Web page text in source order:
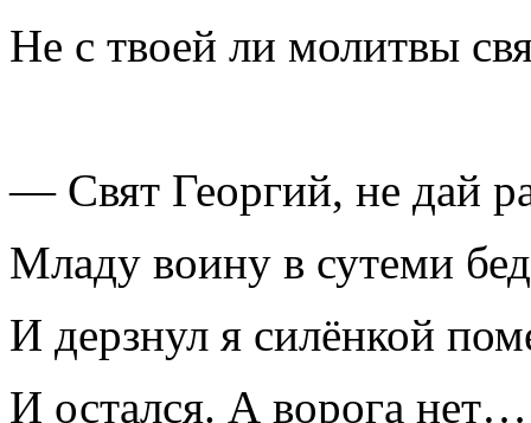
Не с твоей ли молитвы
— Свят Георгий, не дай
Младу воину в сутеми
И дерзнул я силёнкой
И остался. А ворога нет…